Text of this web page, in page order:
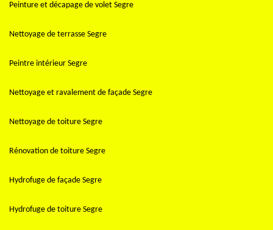
Peinture et décapage de volet Segre
Nettoyage de terrasse Segre
Peintre intérieur Segre
Nettoyage et ravalement de façade Segre
Nettoyage de toiture Segre
Rénovation de toiture Segre
Hydrofuge de façade Segre
Hydrofuge de toiture Segre